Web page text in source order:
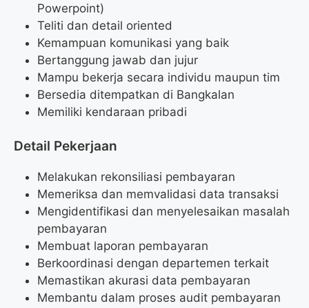
Powerpoint)
Teliti dan detail oriented
Kemampuan komunikasi yang baik
Bertanggung jawab dan jujur
Mampu bekerja secara individu maupun tim
Bersedia ditempatkan di Bangkalan
Memiliki kendaraan pribadi
Detail Pekerjaan
Melakukan rekonsiliasi pembayaran
Memeriksa dan memvalidasi data transaksi
Mengidentifikasi dan menyelesaikan masalah
pembayaran
Membuat laporan pembayaran
Berkoordinasi dengan departemen terkait
Memastikan akurasi data pembayaran
Membantu dalam proses audit pembayaran